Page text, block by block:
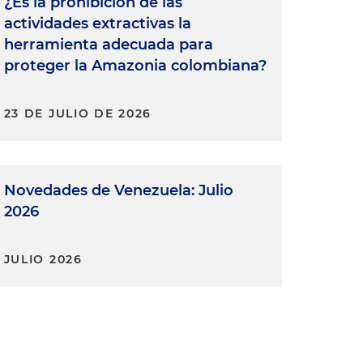
actividades extractivas la
herramienta adecuada para
proteger la Amazonia colombiana?
23 DE JULIO DE 2026
Novedades de Venezuela: Julio
2026
JULIO 2026